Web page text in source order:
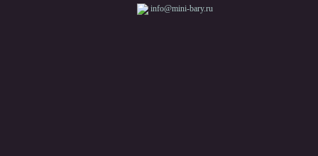
info@mini-bary.ru